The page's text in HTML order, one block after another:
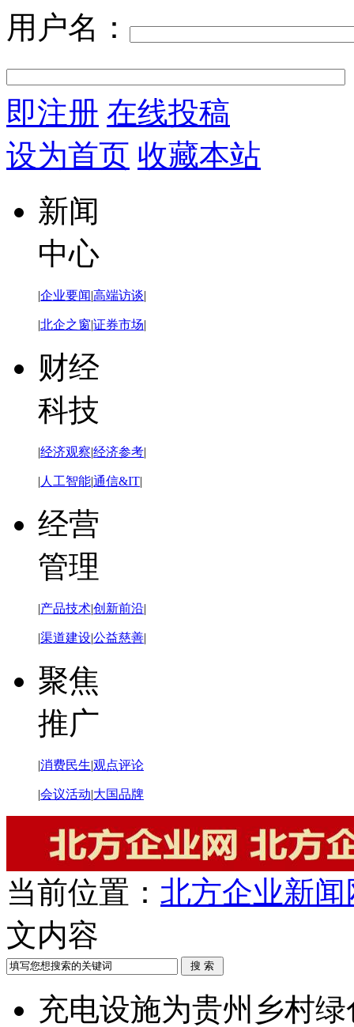
用户名：
即注册 在线投稿
设为首页 收藏本站
新闻
中心
|企业要闻|高端访谈|
|北企之窗|证券市场|
财经
科技
|经济观察|经济参考|
| 人工智能|通信&IT|
经营
管理
|产品技术|创新前沿|
|渠道建设|公益慈善|
聚焦
推广
|消费民生|观点评论
|会议活动|大国品牌
当前位置： 北方企业新闻
文内容
充电设施为贵州乡村